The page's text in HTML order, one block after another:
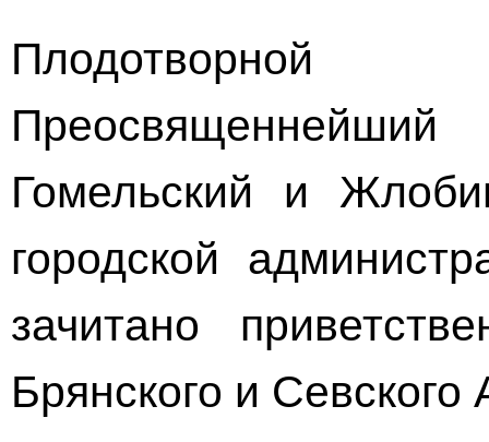
Гомельский и
городской
зачитано
Брянского и